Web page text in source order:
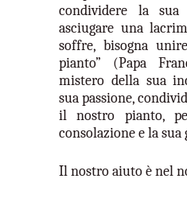
condividere la sua
asciugare una
soffre, bisogna
pianto” (Papa
mistero della sua
sua passione,
il nostro pianto,
consolazione e la sua
Il nostro aiuto è nel